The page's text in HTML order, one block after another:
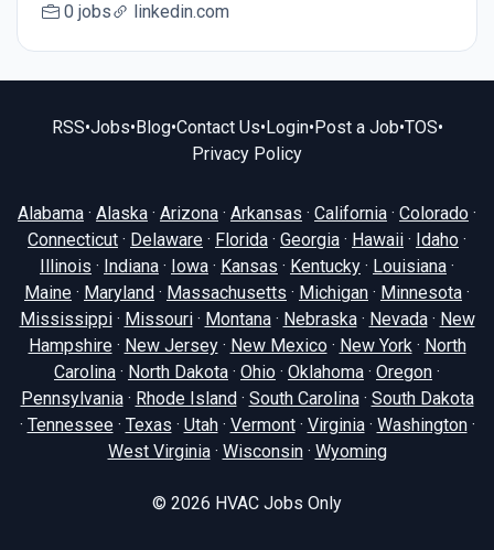
0 jobs linkedin.com
RSS•Jobs•Blog•Contact Us•Login•Post a Job•TOS•
Privacy Policy
Alabama · Alaska · Arizona · Arkansas · California · Colorado ·
Connecticut · Delaware · Florida · Georgia · Hawaii · Idaho ·
Illinois · Indiana · Iowa · Kansas · Kentucky · Louisiana ·
Maine · Maryland · Massachusetts · Michigan · Minnesota ·
Mississippi· Missouri· Montana· Nebraska· Nevada· New
Hampshire· New Jersey· New Mexico· New York· North
Carolina · North Dakota · Ohio · Oklahoma · Oregon ·
Pennsylvania· Rhode Island · South Carolina· South Dakota
· Tennessee· Texas · Utah· Vermont· Virginia· Washington·
West Virginia· Wisconsin· Wyoming
© 2026 HVAC Jobs Only